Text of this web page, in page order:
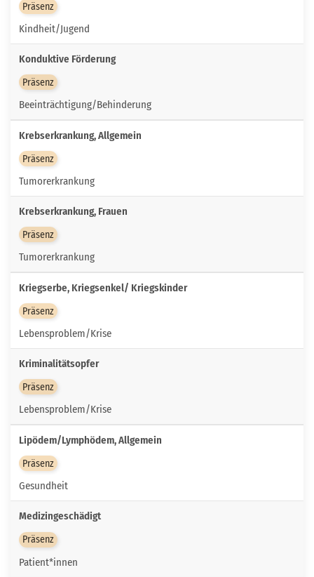
Präsenz
Kindheit/Jugend
Konduktive Förderung
Präsenz
Beeinträchtigung/Behinderung
Krebserkrankung, Allgemein
Präsenz
Tumorerkrankung
Krebserkrankung, Frauen
Präsenz
Tumorerkrankung
Kriegserbe, Kriegsenkel/ Kriegskinder
Präsenz
Lebensproblem/Krise
Kriminalitätsopfer
Präsenz
Lebensproblem/Krise
Lipödem/Lymphödem, Allgemein
Präsenz
Gesundheit
Medizingeschädigt
Präsenz
Patient*innen